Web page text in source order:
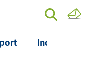
Inchieste